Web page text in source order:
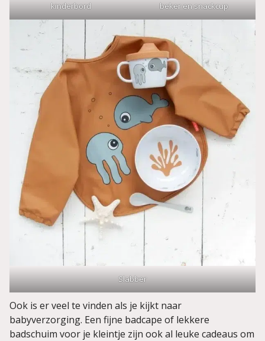
kinderbord beker en snackcup
Slabber
Ook is er veel te vinden als je kijkt naar
babyverzorging. Een fijne badcape of lekkere
badschuim voor je kleintje zijn ook al leuke cadeaus om